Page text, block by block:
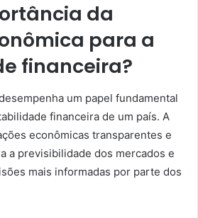
da
para a
financeira?
um papel fundamental
financeira de um país. A
econômicas transparentes e
a previsibilidade dos mercados e
mais informadas por parte dos